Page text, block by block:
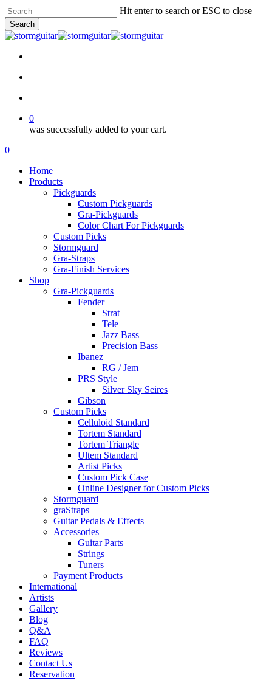
Skip
to
main
content
Hit enter to search or ESC to close
Search
Close
0
was successfully added to your cart.
Menu
search
account
0
Home
Products
Pickguards
Custom Pickguards
Gra-Pickguards
Color Chart For Pickguards
Custom Picks
Stormguard
Gra-Straps
Gra-Finish Services
Shop
Gra-Pickguards
Fender
Strat
Tele
Jazz Bass
Precision Bass
Ibanez
RG / Jem
PRS Style
Silver Sky Seires
Gibson
Custom Picks
Celluloid Standard
Tortem Standard
Tortem Triangle
Ultem Standard
Artist Picks
Custom Pick Case
Online Designer for Custom Picks
Stormguard
graStraps
Guitar Pedals & Effects
Accessories
Guitar Parts
Strings
Tuners
Payment Products
International
Artists
Gallery
Blog
Q&A
FAQ
Reviews
Contact Us
Reservation